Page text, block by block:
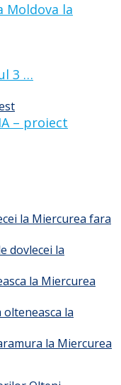
Moldova la
3 …
– proiect
la Miercurea fara
dovlecei la
la Miercurea
la
la Miercurea